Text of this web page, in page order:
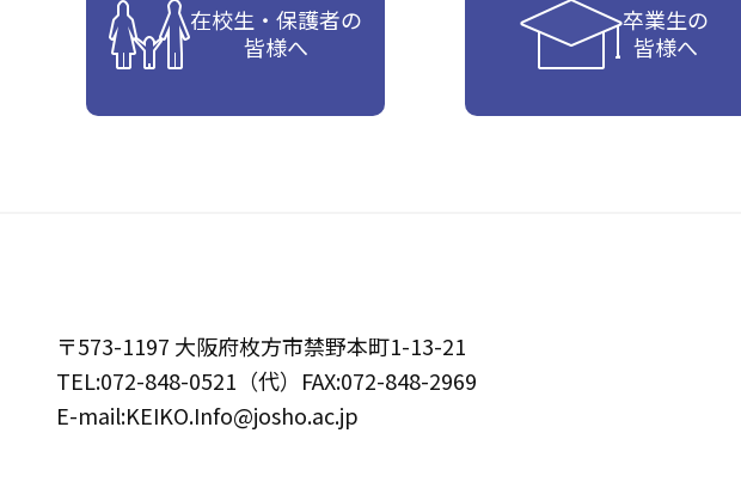
在校生・保護者の
皆様へ
卒業生の
皆様へ
〒573-1197 大阪府枚方市禁野本町1-13-21
TEL:072-848-0521（代）FAX:072-848-2969
E-mail:KEIKO.Info@josho.ac.jp